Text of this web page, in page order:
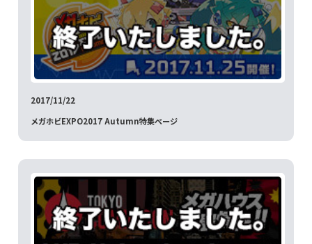
2017/11/22
メガホビEXPO2017 Autumn特集ページ